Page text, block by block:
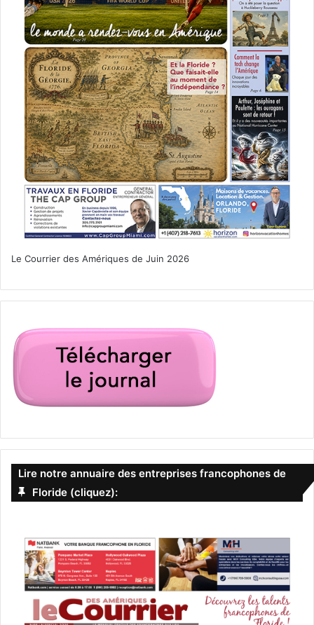
Découvrez la suite des aventures de la série dérivée de
Camp Cretaceous, où de nouveaux défis attendent les
survivants dans un monde peuplé de dinosaures.
Le 3 avril :
Un drame médical où les employés d’un hôpital de Miami
se préparent à affronter une tempête dévastatrice, tout en
Le Courrier des Amériques de Juin 2026
Lire notre annuaire des entreprises francophones de
Floride (cliquez):